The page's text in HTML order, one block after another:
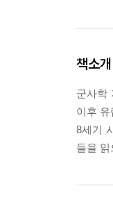
책소개
군사학
이후
8세기
들을